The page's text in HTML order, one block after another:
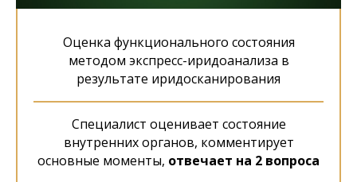
Оценка функционального состояния
методом экспресс-иридоанализа в
результате иридосканирования
Специалист оценивает состояние
внутренних органов, комментирует
основные моменты, отвечает на 2 вопроса